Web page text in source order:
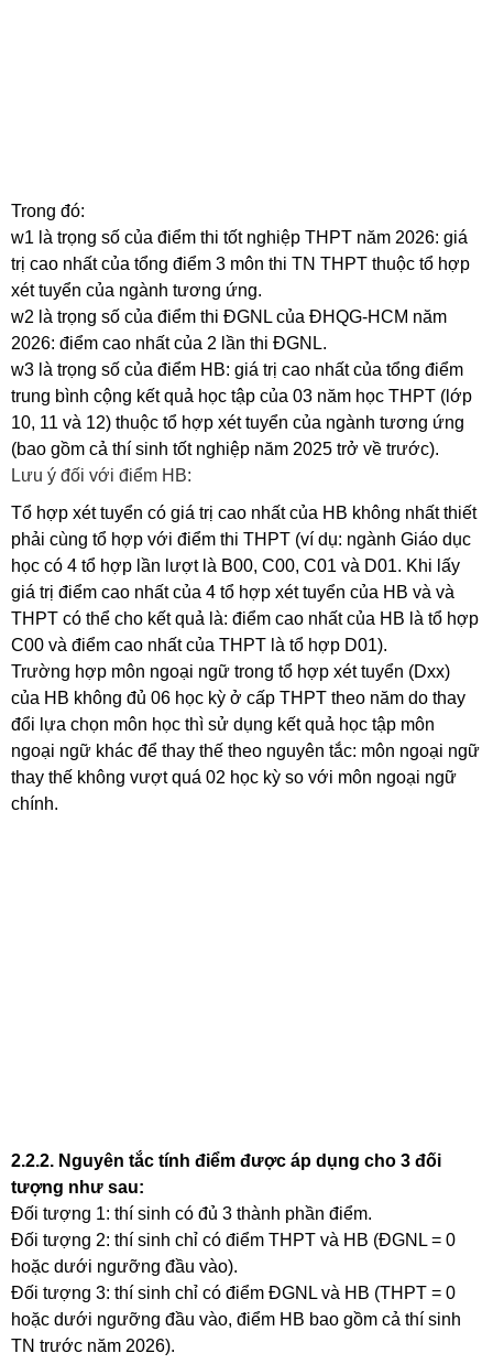
Trong đó:
w1 là trọng số của điểm thi tốt nghiệp THPT năm 2026: giá
trị cao nhất của tổng điểm 3 môn thi TN THPT thuộc tổ hợp
xét tuyển của ngành tương ứng.
w2 là trọng số của điểm thi ĐGNL của ĐHQG-HCM năm
2026: điểm cao nhất của 2 lần thi ĐGNL.
w3 là trọng số của điểm HB: giá trị cao nhất của tổng điểm
trung bình cộng kết quả học tập của 03 năm học THPT (lớp
10, 11 và 12) thuộc tổ hợp xét tuyển của ngành tương ứng
(bao gồm cả thí sinh tốt nghiệp năm 2025 trở về trước).
Lưu ý đối với điểm HB:
Tổ hợp xét tuyển có giá trị cao nhất của HB không nhất thiết
phải cùng tổ hợp với điểm thi THPT (ví dụ: ngành Giáo dục
học có 4 tổ hợp lần lượt là B00, C00, C01 và D01. Khi lấy
giá trị điểm cao nhất của 4 tổ hợp xét tuyển của HB và và
THPT có thể cho kết quả là: điểm cao nhất của HB là tổ hợp
C00 và điểm cao nhất của THPT là tổ hợp D01).
Trường hợp môn ngoại ngữ trong tổ hợp xét tuyển (Dxx)
của HB không đủ 06 học kỳ ở cấp THPT theo năm do thay
đổi lựa chọn môn học thì sử dụng kết quả học tập môn
ngoại ngữ khác để thay thế theo nguyên tắc: môn ngoại ngữ
thay thế không vượt quá 02 học kỳ so với môn ngoại ngữ
chính.
2.2.2. Nguyên tắc tính điểm được áp dụng cho 3 đối
tượng như sau:
Đối tượng 1: thí sinh có đủ 3 thành phần điểm.
Đối tượng 2: thí sinh chỉ có điểm THPT và HB (ĐGNL = 0
hoặc dưới ngưỡng đầu vào).
Đối tượng 3: thí sinh chỉ có điểm ĐGNL và HB (THPT = 0
hoặc dưới ngưỡng đầu vào, điểm HB bao gồm cả thí sinh
TN trước năm 2026).